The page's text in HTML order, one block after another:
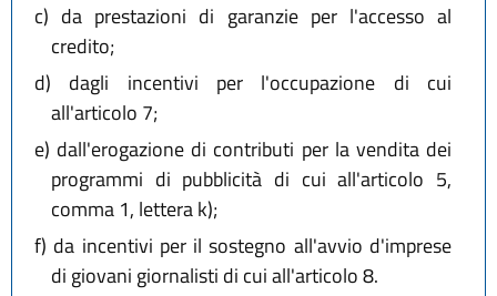
c) da prestazioni di garanzie per l'accesso al
credito;
d) dagli incentivi per l'occupazione di cui
all'articolo 7;
e) dall'erogazione di contributi per la vendita dei
programmi di pubblicità di cui all'articolo 5,
comma 1, lettera k);
f) da incentivi per il sostegno all'avvio d'imprese
di giovani giornalisti di cui all'articolo 8.